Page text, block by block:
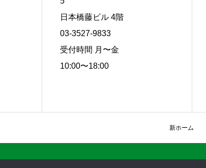
日本橋藤ビル 4階
03-3527-9833
受付時間 月〜金
10:00〜18:00
新ホーム